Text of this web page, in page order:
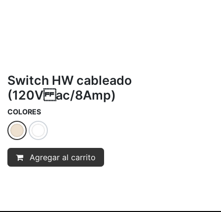
Switch HW cableado
(120V ac/8Amp)
COLORES
Agregar al carrito